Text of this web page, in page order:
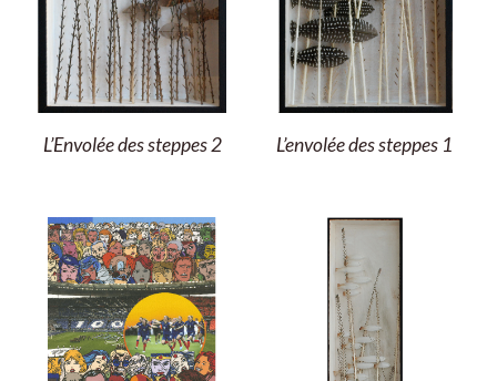
L’Envolée des steppes 2 L’envolée des steppes 1